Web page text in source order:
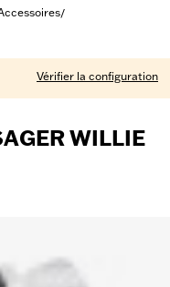
/
Vérifier la configuration
WILLIE